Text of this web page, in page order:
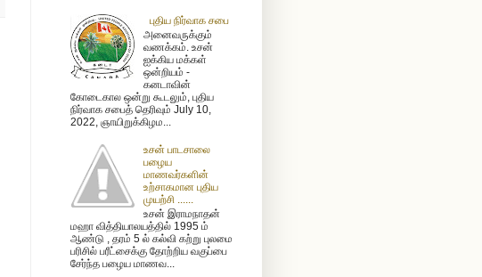
புதிய நிர்வாக சபை
அனைவருக்கும்
வணக்கம். உசன்
ஐக்கிய மக்கள்
ஒன்றியம் -
கனடாவின்
கோடைகால ஒன்று கூடலும், புதிய
நிர்வாக சபைத் தெரிவும் July 10,
2022, ஞாயிறுக்கிழம...
உசன் பாடசாலை
பழைய
மாணவர்களின்
உற்சாகமான புதிய
முயற்சி ......
உசன் இராமநாதன்
மஹா வித்தியாலயத்தில் 1995 ம்
ஆண்டு , தரம் 5 ல் கல்வி கற்று புலமை
பரிசில் பரீட்சைக்கு தோற்றிய வகுப்பை
சேர்ந்த பழைய மாணவ...